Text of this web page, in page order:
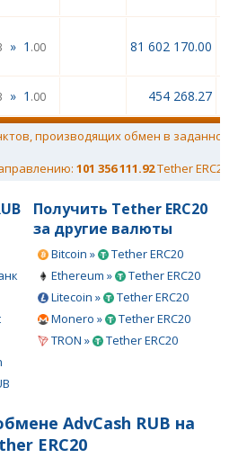
» 1 .00 81 602 170.00
» 1 .00 454 268.27
производящих обмен в заданном
101 356 111.92Tether ERC20
Получить Tether ERC20
за другие валюты
Bitcoin »
Tether ERC20
Ethereum »
Tether ERC20
Litecoin »
Tether ERC20
Monero »
Tether ERC20
TRON »
Tether ERC20
AdvCash RUB на
ERC20